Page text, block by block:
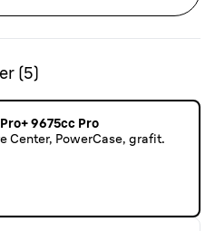
(5)
9675cc Pro
Center, PowerCase, grafit.